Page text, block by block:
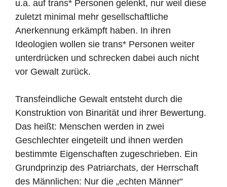
u.a. auf trans* Personen gelenkt, nur weil diese
zuletzt minimal mehr gesellschaftliche
Anerkennung erkämpft haben. In ihren
Ideologien wollen sie trans* Personen weiter
unterdrücken und schrecken dabei auch nicht
vor Gewalt zurück.
Transfeindliche Gewalt entsteht durch die
Konstruktion von Binarität und ihrer Bewertung.
Das heißt: Menschen werden in zwei
Geschlechter eingeteilt und ihnen werden
bestimmte Eigenschaften zugeschrieben. Ein
Grundprinzip des Patriarchats, der Herrschaft
des Männlichen: Nur die „echten Männer“